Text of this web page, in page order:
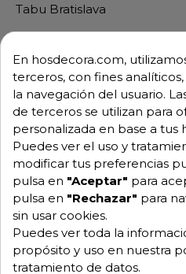
Tabu Bratislava
En hosdecora.com,
terceros, con fines
la navegación del usuario.
de terceros se utilizan para
personalizada en base a tus
Puedes ver el uso y
modificar tus preferencias
pulsa en "Aceptar" para
pulsa en "Rechazar" para
sin usar cookies.
Puedes ver toda la
propósito y uso en nuestra
tratamiento de datos.